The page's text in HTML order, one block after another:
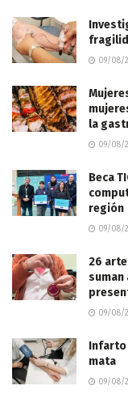
09/08/
la
09/08/
Beca
región
09/08/
26
suman
09/08/
Infarto
mata
09/08/